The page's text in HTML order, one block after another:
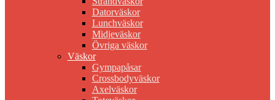
Datorväskor
Lunchväskor
Midjeväskor
Övriga väskor
Väskor
Gympapåsar
Crossbodyväskor
Axelväskor